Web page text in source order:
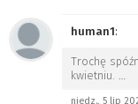
human1:
Trochę
kwietniu. …
niedz., 5 lip